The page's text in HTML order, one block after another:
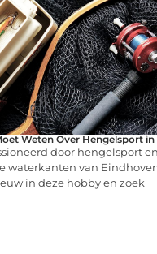
Weten Over Hengelsport
door hengelsport
waterkanten van
in deze hobby en zoek